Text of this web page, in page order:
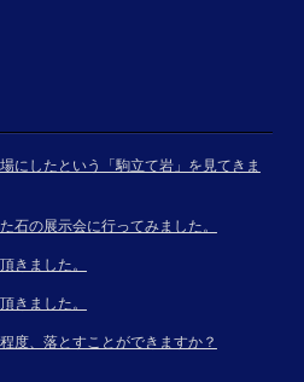
にしたという「駒立て岩」を見てきま
石の展示会に行ってみました。
きました。
きました。
度、落とすことができますか？